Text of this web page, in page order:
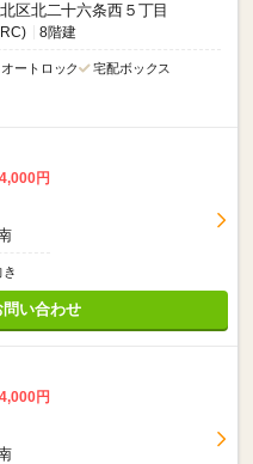
区北二十六条西５丁目
8階建
オートロック
宅配ボックス
円
き
い合わせ
円